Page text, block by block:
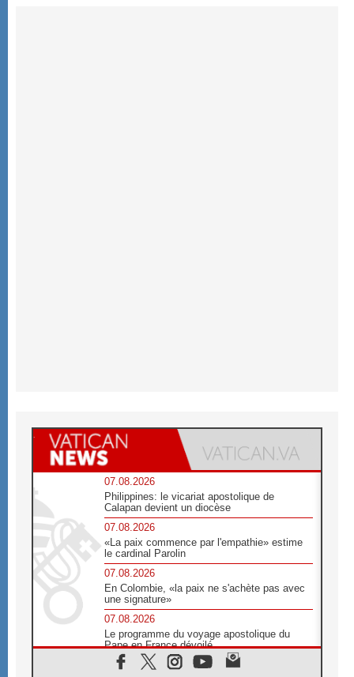
07.08.2026
Philippines: le vicariat apostolique de
Calapan devient un diocèse
07.08.2026
«La paix commence par l'empathie» estime
le cardinal Parolin
07.08.2026
En Colombie, «la paix ne s'achète pas avec
une signature»
07.08.2026
Le programme du voyage apostolique du
Pape en France dévoilé
07.08.2026